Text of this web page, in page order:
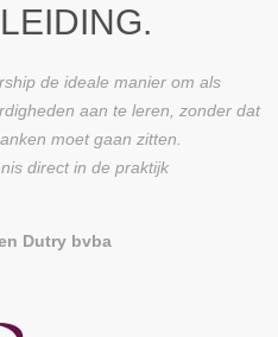
de ideale manier om als
aan te leren, zonder dat
moet gaan zitten.
direct in de praktijk
Dutry bvba